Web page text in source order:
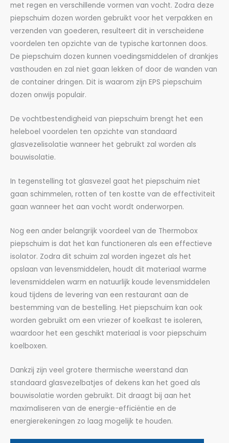
met regen en verschillende vormen van vocht. Zodra deze
piepschuim dozen worden gebruikt voor het verpakken en
verzenden van goederen, resulteert dit in verscheidene
voordelen ten opzichte van de typische kartonnen doos.
De piepschuim dozen kunnen voedingsmiddelen of drankjes
vasthouden en zal niet gaan lekken of door de wanden van
de container dringen. Dit is waarom zijn EPS piepschuim
dozen onwijs populair.
De vochtbestendigheid van piepschuim brengt het een
heleboel voordelen ten opzichte van standaard
glasvezelisolatie wanneer het gebruikt zal worden als
bouwisolatie.
In tegenstelling tot glasvezel gaat het piepschuim niet
gaan schimmelen, rotten of ten kostte van de effectiviteit
gaan wanneer het aan vocht wordt onderworpen.
Nog een ander belangrijk voordeel van de Thermobox
piepschuim is dat het kan functioneren als een effectieve
isolator. Zodra dit schuim zal worden ingezet als het
opslaan van levensmiddelen, houdt dit materiaal warme
levensmiddelen warm en natuurlijk koude levensmiddelen
koud tijdens de levering van een restaurant aan de
bestemming van de bestelling. Het piepschuim kan ook
worden gebruikt om een vriezer of koelkast te isoleren,
waardoor het een geschikt materiaal is voor piepschuim
koelboxen.
Dankzij zijn veel grotere thermische weerstand dan
standaard glasvezelbatjes of dekens kan het goed als
bouwisolatie worden gebruikt. Dit draagt bij aan het
maximaliseren van de energie-efficiëntie en de
energierekeningen zo laag mogelijk te houden.